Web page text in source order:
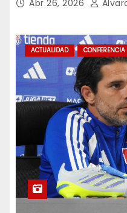
Abr 26, 2026
ACTUALIDAD